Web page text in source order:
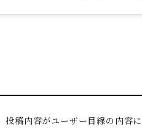
投稿内容がユーザー目線の内容